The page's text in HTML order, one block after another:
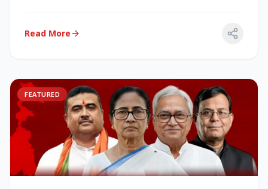
Read More
FEATURED